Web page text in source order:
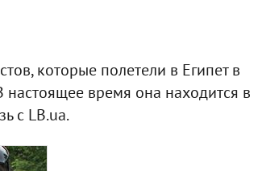
которые полетели в Египет в
настоящее время она находится в
с LB.ua.